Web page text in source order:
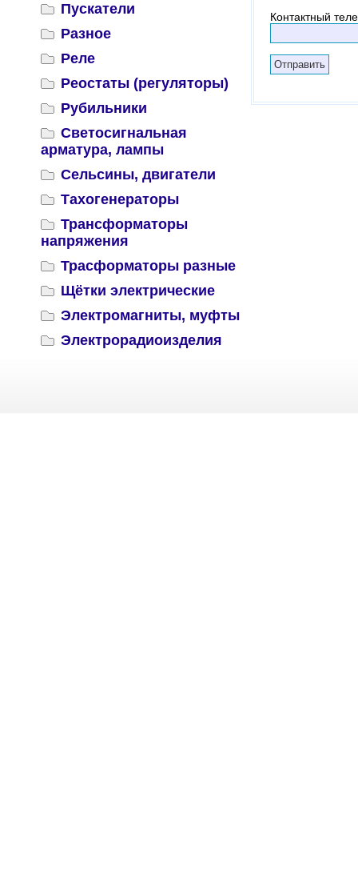
Пускатели
Разное
Реле
Реостаты (регуляторы)
Рубильники
Светосигнальная
арматура, лампы
Сельсины, двигатели
Тахогенераторы
Трансформаторы
напряжения
Трасформаторы разные
Щётки электрические
Электромагниты, муфты
Электрорадиоизделия
Контактный